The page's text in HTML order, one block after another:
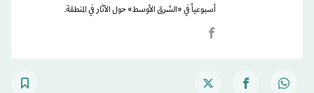
أسبوعياً في «الشرق الأوسط» حول الآثار في المنطقة.